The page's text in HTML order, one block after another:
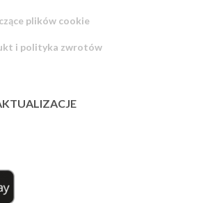
plików cookie
i polityka zwrotów